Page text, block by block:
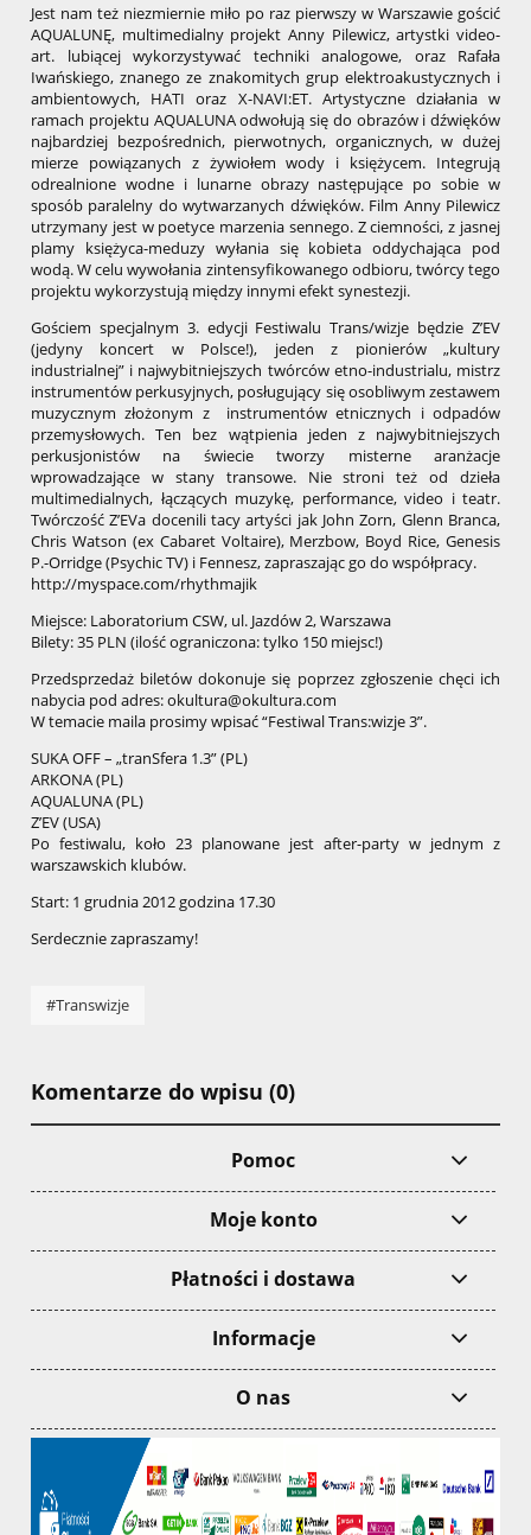
Jest nam też niezmiernie miło po raz pierwszy w Warszawie gościć
AQUALUNĘ, multimedialny projekt Anny Pilewicz, artystki video-
art. lubiącej wykorzystywać techniki analogowe, oraz Rafała
Iwańskiego, znanego ze znakomitych grup elektroakustycznych i
ambientowych, HATI oraz X-NAVI:ET. Artystyczne działania w
ramach projektu AQUALUNA odwołują się do obrazów i dźwięków
najbardziej bezpośrednich, pierwotnych, organicznych, w dużej
mierze powiązanych z żywiołem wody i księżycem. Integrują
odrealnione wodne i lunarne obrazy następujące po sobie w
sposób paralelny do wytwarzanych dźwięków. Film Anny Pilewicz
utrzymany jest w poetyce marzenia sennego. Z ciemności, z jasnej
plamy księżyca-meduzy wyłania się kobieta oddychająca pod
wodą. W celu wywołania zintensyfikowanego odbioru, twórcy tego
projektu wykorzystują między innymi efekt synestezji.
Gościem specjalnym 3. edycji Festiwalu Trans/wizje będzie Z’EV
(jedyny koncert w Polsce!), jeden z pionierów „kultury
industrialnej” i najwybitniejszych twórców etno-industrialu, mistrz
instrumentów perkusyjnych, posługujący się osobliwym zestawem
muzycznym złożonym z instrumentów etnicznych i odpadów
przemysłowych. Ten bez wątpienia jeden z najwybitniejszych
perkusjonistów na świecie tworzy misterne aranżacje
wprowadzające w stany transowe. Nie stroni też od dzieła
multimedialnych, łączących muzykę, performance, video i teatr.
Twórczość Z’EVa docenili tacy artyści jak John Zorn, Glenn Branca,
Chris Watson (ex Cabaret Voltaire), Merzbow, Boyd Rice, Genesis
P.-Orridge (Psychic TV) i Fennesz, zapraszając go do współpracy.
http://myspace.com/rhythmajik
Miejsce: Laboratorium CSW, ul. Jazdów 2, Warszawa
Bilety: 35 PLN (ilość ograniczona: tylko 150 miejsc!)
Przedsprzedaż biletów dokonuje się poprzez zgłoszenie chęci ich
nabycia pod adres: okultura@okultura.com
W temacie maila prosimy wpisać “Festiwal Trans:wizje 3”.
SUKA OFF – „tranSfera 1.3” (PL)
ARKONA (PL)
AQUALUNA (PL)
Z’EV (USA)
Po festiwalu, koło 23 planowane jest after-party w jednym z
warszawskich klubów.
Start: 1 grudnia 2012 godzina 17.30
Serdecznie zapraszamy!
#Transwizje
Komentarze do wpisu (0)
Pomoc
Moje konto
Płatności i dostawa
Informacje
O nas